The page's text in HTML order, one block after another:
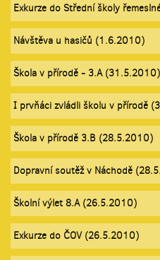
Exkurze do Střední školy
Návštěva u hasičů (1.6.2010)
Škola v přírodě - 3.A (31.5.2010)
I prvňáci zvládli školu v přírodě
Škola v přírodě 3.B (28.5.2010)
Dopravní soutěž v Náchodě
Školní výlet 8.A (26.5.2010)
Exkurze do ČOV (26.5.2010)